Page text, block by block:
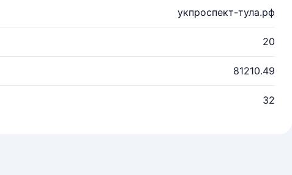
укпроспект-тула.рф
20
81210.49
32